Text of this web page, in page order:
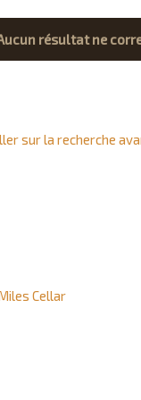
résultat ne
sur la recherche
Cellar